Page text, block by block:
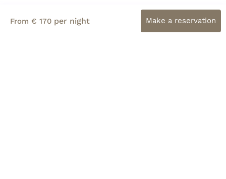
From € 170 per night Make a reservation